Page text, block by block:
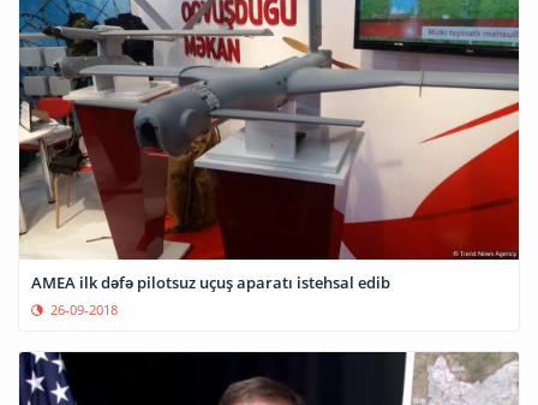
AMEA ilk dəfə pilotsuz uçuş aparatı istehsal edib
26-09-2018